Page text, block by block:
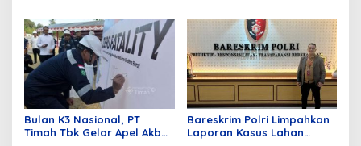
Bulan K3 Nasional, PT
Timah Tbk Gelar Apel Akbar
Bareskrim Polri Limpahkan
Laporan Kasus Lahan